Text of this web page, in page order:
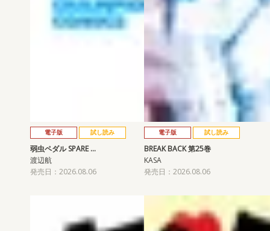
電子版 試し読み
弱虫ペダル SPARE …
渡辺航
発売日：2026.08.06
電子版 試し読み
BREAK BACK 第25巻
KASA
発売日：2026.08.06